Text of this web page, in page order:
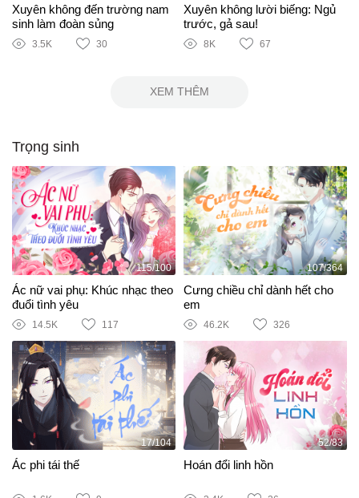
Xuyên không đến trường nam
sinh làm đoàn sủng
3.5K 30
Xuyên không lười biếng: Ngủ
trước, gả sau!
8K 67
XEM THÊM
Trọng sinh
115/100
Ác nữ vai phụ: Khúc nhạc theo
đuổi tình yêu
14.5K 117
107/364
Cưng chiều chỉ dành hết cho
em
46.2K 326
17/104
Ác phi tái thế
52/83
Hoán đổi linh hồn